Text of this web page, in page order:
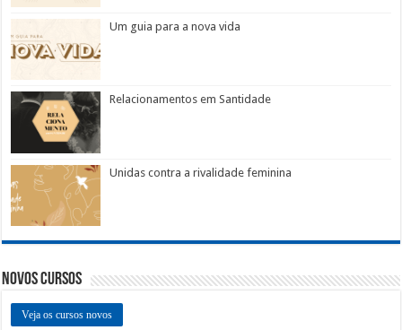
Um guia para a nova vida
Relacionamentos em Santidade
Unidas contra a rivalidade feminina
Novos Cursos
Veja os cursos novos